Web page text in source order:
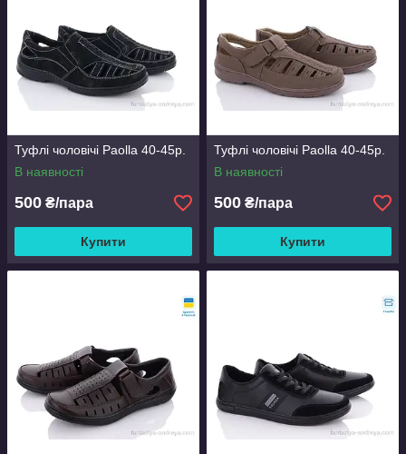
Туфлі чоловічі Paolla 40-45р.
В наявності
500 ₴/пара
Купити
Туфлі чоловічі Paolla 40-45р.
В наявності
500 ₴/пара
Купити